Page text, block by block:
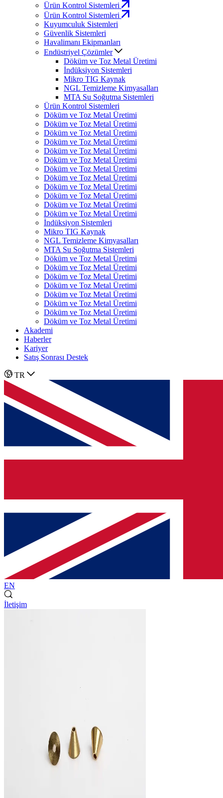
Ürün Kontrol Sistemleri
Ürün Kontrol Sistemleri
Kuyumculuk Sistemleri
Güvenlik Sistemleri
Havalimanı Ekipmanları
Endüstriyel Çözümler
Döküm ve Toz Metal Üretimi
İndüksiyon Sistemleri
Mikro TIG Kaynak
NGL Temizleme Kimyasalları
MTA Su Soğutma Sistemleri
Ürün Kontrol Sistemleri
Döküm ve Toz Metal Üretimi
Döküm ve Toz Metal Üretimi
Döküm ve Toz Metal Üretimi
Döküm ve Toz Metal Üretimi
Döküm ve Toz Metal Üretimi
Döküm ve Toz Metal Üretimi
Döküm ve Toz Metal Üretimi
Döküm ve Toz Metal Üretimi
Döküm ve Toz Metal Üretimi
Döküm ve Toz Metal Üretimi
Döküm ve Toz Metal Üretimi
Döküm ve Toz Metal Üretimi
İndüksiyon Sistemleri
Mikro TIG Kaynak
NGL Temizleme Kimyasalları
MTA Su Soğutma Sistemleri
Döküm ve Toz Metal Üretimi
Döküm ve Toz Metal Üretimi
Döküm ve Toz Metal Üretimi
Döküm ve Toz Metal Üretimi
Döküm ve Toz Metal Üretimi
Döküm ve Toz Metal Üretimi
Döküm ve Toz Metal Üretimi
Döküm ve Toz Metal Üretimi
Akademi
Haberler
Kariyer
Satış Sonrası Destek
TR
EN
İletişim